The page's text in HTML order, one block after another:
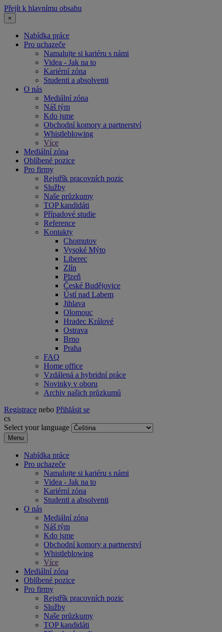
Přejít k hlavnímu obsahu
×
Nabídka práce
Pro uchazeče
Namalujte si kariéru s námi
Videa - Jak na to
Kariérní zóna
Studenti a absolventi
O nás
Mediální zóna
Náš tým
Kdo jsme
Obchodní komory a partnerství
Whistleblowing
Více
Mediální zóna
Oblíbené pozice
Pro firmy
Rejstřík pracovních pozic
Služby
Naše průzkumy
TOP kandidáti
Případové studie
Reference
Kontakty
Chomutov
Vysoké Mýto
Liberec
Zlín
Plzeň
České Budějovice
Ústí nad Labem
Jihlava
Olomouc
Hradec Králové
Ostrava
Brno
Praha
FAQ
Home office
Vzdálená a hybridní práce
Novinky v oboru
Archiv našich průzkumů
Registrace nebo Přihlásit se
cs
Select your language
Menu
Nabídka práce
Pro uchazeče
Namalujte si kariéru s námi
Videa - Jak na to
Kariérní zóna
Studenti a absolventi
O nás
Mediální zóna
Náš tým
Kdo jsme
Obchodní komory a partnerství
Whistleblowing
Více
Mediální zóna
Oblíbené pozice
Pro firmy
Rejstřík pracovních pozic
Služby
Naše průzkumy
TOP kandidáti